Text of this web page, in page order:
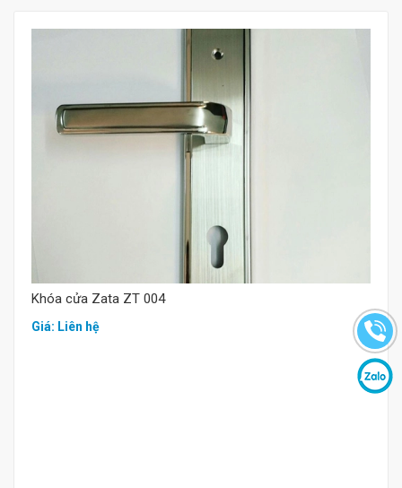
Mua hàng
Khóa cửa Zata ZT 004
Giá: Liên hệ